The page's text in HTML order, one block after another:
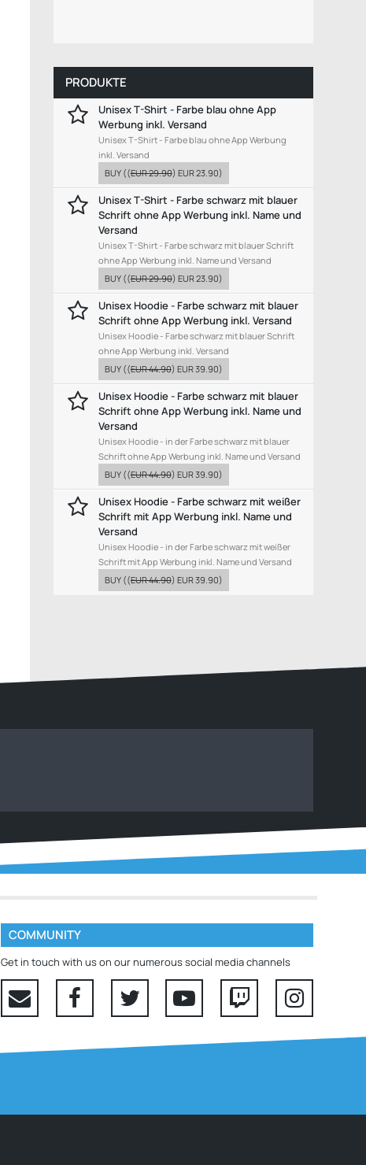
PRODUKTE
Unisex T-Shirt - Farbe blau ohne App
Werbung inkl. Versand
Unisex T-Shirt - Farbe blau ohne App Werbung
inkl. Versand
BUY ((EUR 29.90) EUR 23.90)
Unisex T-Shirt - Farbe schwarz mit blauer
Schrift ohne App Werbung inkl. Name und
Versand
Unisex T-Shirt - Farbe schwarz mit blauer Schrift
ohne App Werbung inkl. Name und Versand
BUY ((EUR 29.90) EUR 23.90)
Unisex Hoodie - Farbe schwarz mit blauer
Schrift ohne App Werbung inkl. Versand
Unisex Hoodie - Farbe schwarz mit blauer Schrift
ohne App Werbung inkl. Versand
BUY ((EUR 44.90) EUR 39.90)
Unisex Hoodie - Farbe schwarz mit blauer
Schrift ohne App Werbung inkl. Name und
Versand
Unisex Hoodie - in der Farbe schwarz mit blauer
Schrift ohne App Werbung inkl. Name und Versand
BUY ((EUR 44.90) EUR 39.90)
Unisex Hoodie - Farbe schwarz mit weißer
Schrift mit App Werbung inkl. Name und
Versand
Unisex Hoodie - in der Farbe schwarz mit weißer
Schrift mit App Werbung inkl. Name und Versand
BUY ((EUR 44.90) EUR 39.90)
COMMUNITY
Get in touch with us on our numerous social media channels